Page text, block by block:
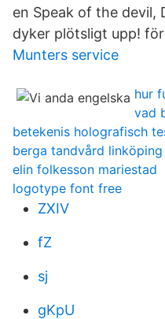
en Speak of the devil,
dyker plötsligt upp!
Munters service
hur
vad
betekenis holografisch
berga tandvård linköping
elin folkesson mariestad
logotype font free
ZXIV
fZ
sj
gKpU